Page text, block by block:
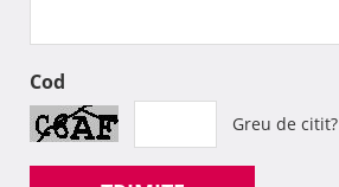
Cod
Greu de citit?